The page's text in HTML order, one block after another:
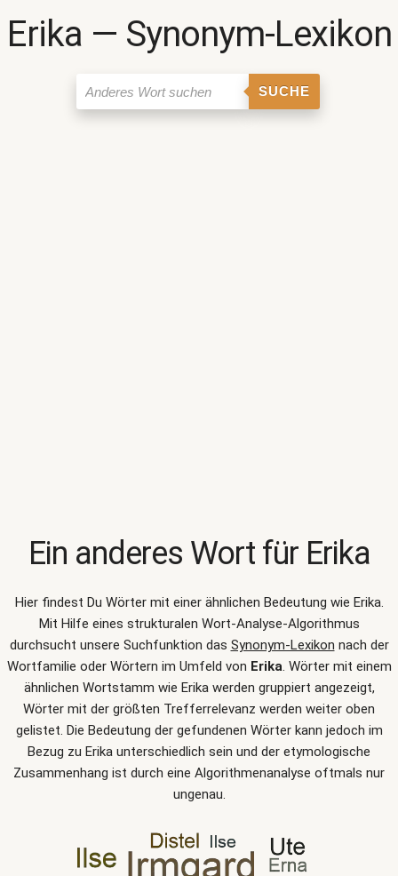
Erika ― Synonym-Lexikon
SUCHE
Ein anderes Wort für Erika
Hier findest Du Wörter mit einer ähnlichen Bedeutung wie Erika.
Mit Hilfe eines strukturalen Wort-Analyse-Algorithmus
durchsucht unsere Suchfunktion das Synonym-Lexikon nach der
Wortfamilie oder Wörtern im Umfeld von Erika. Wörter mit einem
ähnlichen Wortstamm wie Erika werden gruppiert angezeigt,
Wörter mit der größten Trefferrelevanz werden weiter oben
gelistet. Die Bedeutung der gefundenen Wörter kann jedoch im
Bezug zu Erika unterschiedlich sein und der etymologische
Zusammenhang ist durch eine Algorithmenanalyse oftmals nur
ungenau.